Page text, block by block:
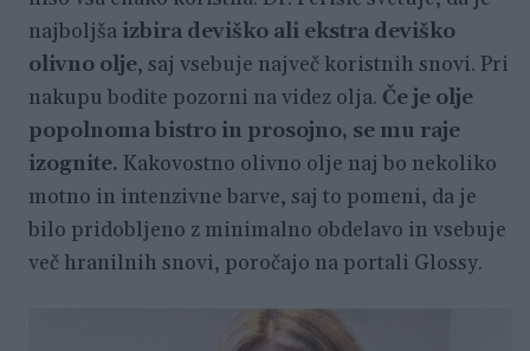
najboljša izbira deviško ali ekstra deviško
olivno olje, saj vsebuje največ koristnih snovi. Pri
nakupu bodite pozorni na videz olja. Če je olje
popolnoma bistro in prosojno, se mu raje
izognite. Kakovostno olivno olje naj bo nekoliko
motno in intenzivne barve, saj to pomeni, da je
bilo pridobljeno z minimalno obdelavo in vsebuje
več hranilnih snovi, poročajo na portali Glossy.